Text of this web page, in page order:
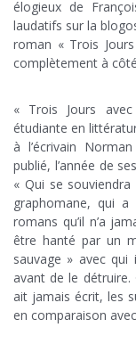
élogieux de
laudatifs sur la
roman « Trois
complètement à
« Trois Jours
étudiante en
à l’écrivain
publié, l’année de
« Qui se
graphomane, qui
romans qu’il n’a
être hanté par un
sauvage » avec qui
avant de le détruire.
ait jamais écrit, les
en comparaison